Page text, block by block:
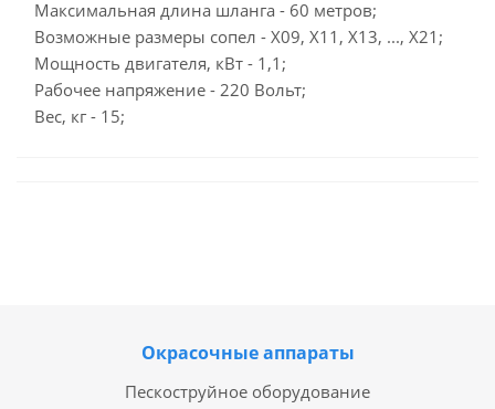
Максимальная длина шланга - 60 метров;
Возможные размеры сопел - X09, X11, X13, ..., X21;
Мощность двигателя, кВт - 1,1;
Рабочее напряжение - 220 Вольт;
Вес, кг - 15;
Окрасочные аппараты
Пескоструйное оборудование